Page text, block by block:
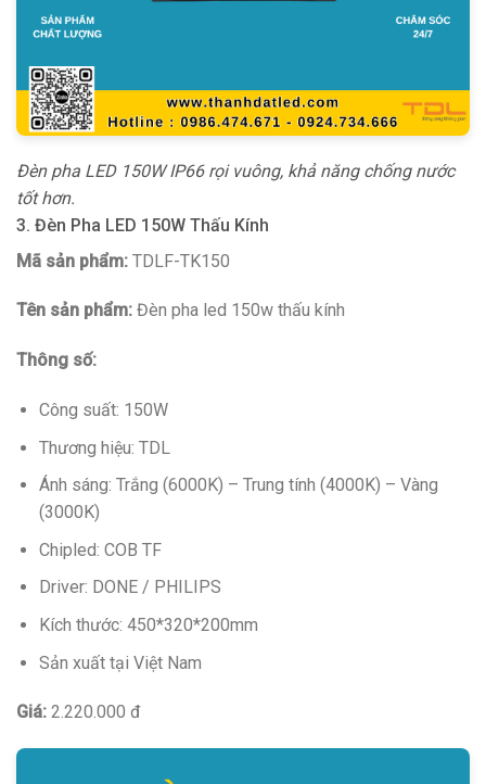
Đèn pha LED 150W IP66 rọi vuông, khả năng chống nước
tốt hơn.
3. Đèn Pha LED 150W Thấu Kính
Mã sản phẩm: TDLF-TK150
Tên sản phẩm: Đèn pha led 150w thấu kính
Thông số:
Công suất: 150W
Thương hiệu: TDL
Ánh sáng: Trắng (6000K) – Trung tính (4000K) – Vàng
(3000K)
Chipled: COB TF
Driver: DONE / PHILIPS
Kích thước: 450*320*200mm
Sản xuất tại Việt Nam
Giá: 2.220.000 đ